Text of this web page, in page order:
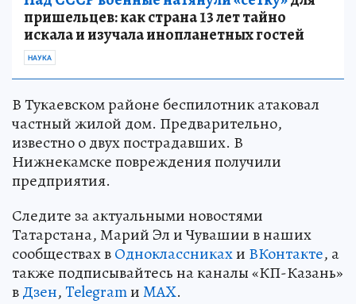
пришельцев: как страна 13 лет тайно
искала и изучала инопланетных гостей
НАУКА
В Тукаевском районе беспилотник атаковал
частный жилой дом. Предварительно,
известно о двух пострадавших. В
Нижнекамске повреждения получили
предприятия.
Следите за актуальными новостями
Татарстана, Марий Эл и Чувашии в наших
сообществах вОдноклассникахи ВКонтакте, а
также подписывайтесь на каналы «КП-Казань»
вДзен,TelegramиMAX.